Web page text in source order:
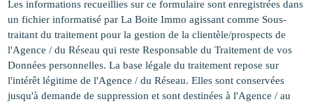
Les informations recueillies sur ce formulaire sont enregistrées dans
un fichier informatisé par La Boite Immo agissant comme Sous-
traitant du traitement pour la gestion de la clientèle/prospects de
l'Agence / du Réseau qui reste Responsable du Traitement de vos
Données personnelles. La base légale du traitement repose sur
l'intérêt légitime de l'Agence / du Réseau. Elles sont conservées
jusqu'à demande de suppression et sont destinées à l'Agence / au